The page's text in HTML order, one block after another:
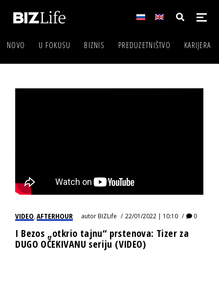
NOVO U FOKUSU BIZNIS PREDUZETNIŠTVO KARIJERA
VIDEO,AFTERHOUR autorBIZLife 22/01/2022 | 10:10 0
I Bezos „otkrio tajnu“ prstenova: Tizer za
DUGO OČEKIVANU seriju (VIDEO)